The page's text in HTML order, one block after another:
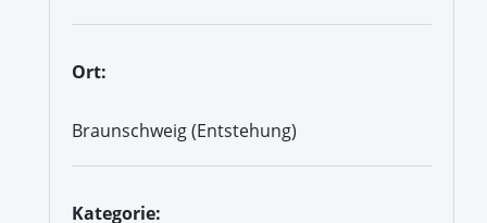
Ort:
Braunschweig (Entstehung)
Kategorie: